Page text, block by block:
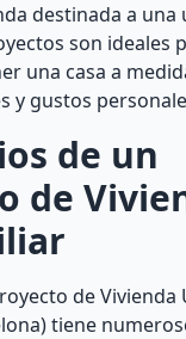
destinada a una
son ideales
una casa a
y gustos
de un
de
de Vivienda
tiene